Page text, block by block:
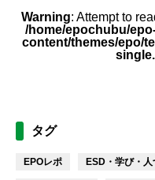
Warning: Attempt to
/home/epochubu/
content/themes/epo/
タグ
EPOレポ ESD・学び・人